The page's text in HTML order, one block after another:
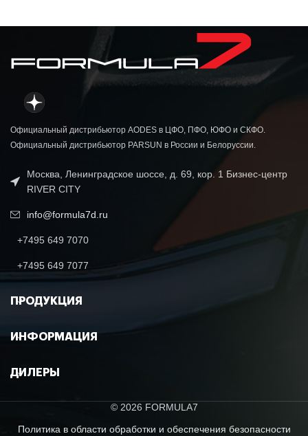
Официальный дистрибьютор AODES в ЦФО, ПФО, ЮФО и СКФО.
Официальный дистрибьютор PARSUN в России и Белоруссии.
Москва, Ленинградское шоссе, д. 69, кор. 1 Бизнес-центр
RIVER CITY
info@formula7d.ru
+7495 649 7070
+7495 649 7077
ПРОДУКЦИЯ
ИНФОРМАЦИЯ
ДИЛЕРЫ
© 2026 FORMULA7
Политика в области обработки и обеспечения безопасности